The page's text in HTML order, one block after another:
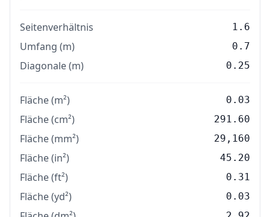
Seitenverhältnis 1.6
Umfang (m) 0.7
Diagonale (m) 0.25
Fläche (m²) 0.03
Fläche (cm²) 291.60
Fläche (mm²) 29,160
Fläche (in²) 45.20
Fläche (ft²) 0.31
Fläche (yd²) 0.03